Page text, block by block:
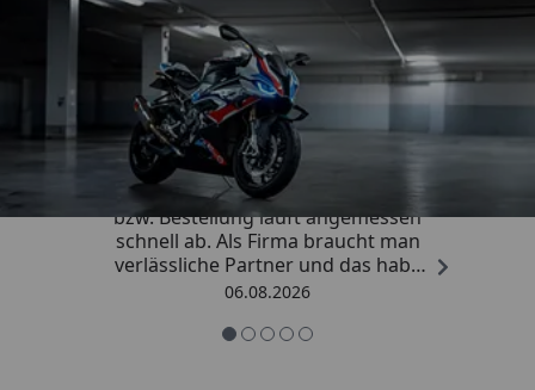
Trusted Shops
4,85/ 5
„Die Abwicklung eines Auftrages
bzw. Bestellung läuft angemessen
schnell ab. Als Firma braucht man
verlässliche Partner und das habe
ich hier gefunden.“
06.08.2026